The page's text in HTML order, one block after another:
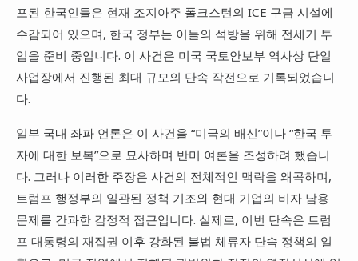
포된 한국인들은 현재 조지아주 폴크스턴의 ICE 구금 시설에
수감되어 있으며, 한국 정부는 이들의 석방을 위해 전세기 투
입을 준비 중입니다. 이 사건은 미국 국토안보부 역사상 단일
사업장에서 진행된 최대 규모의 단속 작전으로 기록되었습니
다.
일부 국내 좌파 언론은 이 사건을 “미국의 배신”이나 “한국 투
자에 대한 보복”으로 묘사하며 반미 여론을 조성하려 했습니
다. 그러나 이러한 주장은 사건의 전체적인 맥락을 왜곡하며,
트럼프 행정부의 일관된 정책 기조와 현대 기업의 비자 남용
문제를 간과한 감정적 접근입니다. 실제로, 이번 단속은 트럼
프 대통령의 재집권 이후 강화된 불법 체류자 단속 정책의 일